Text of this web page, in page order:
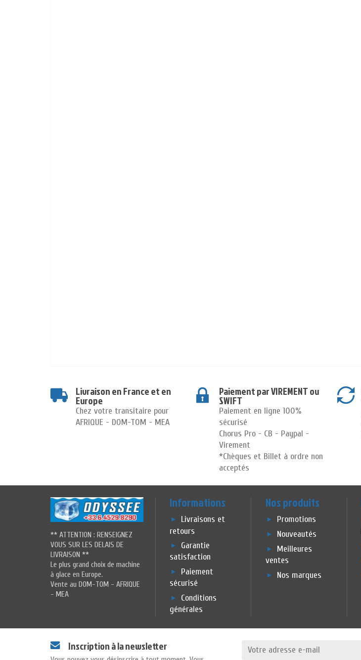
Livraison en France et en
Europe
Chez votre transitaire pour
AFRIQUE - DOM-TOM - MEA
Paiement par VIREMENT ou
SWIFT
Paiement en ligne 100%
sécurisé
Chorus Pro - CB - Paypal -
Virement
*Chèques et Billet à ordre non
acceptés
** ATTENTION : RENSEIGNEZ
VOUS SUR LES DELAIS DE
LIVRAISON **
Le plus grand choix de machine
à glace en Europe.
Vente au DOM-TOM - AFRIQUE
- MEA
Informations
Livraisons et
retours
Garantie
satisfaction
Paiement
sécurisé
Conditions
générales
Nos produits
Promotions
Nouveautés
Meilleures
ventes
Nos marques
Inscription à la newsletter